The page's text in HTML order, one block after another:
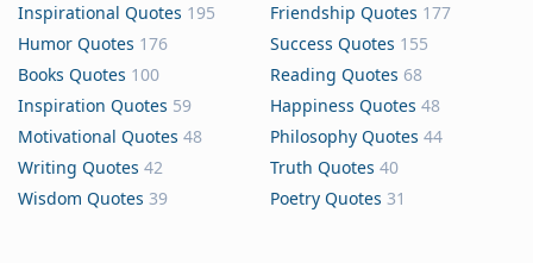
Inspirational Quotes 195 Friendship Quotes 177
Humor Quotes 176 Success Quotes 155
Books Quotes 100 Reading Quotes 68
Inspiration Quotes 59 Happiness Quotes 48
Motivational Quotes 48 Philosophy Quotes 44
Writing Quotes 42 Truth Quotes 40
Wisdom Quotes 39 Poetry Quotes 31